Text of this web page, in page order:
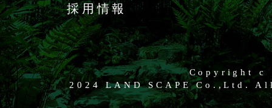
採用情報
Copyright c
2024 LAND SCAPE Co.,Ltd.